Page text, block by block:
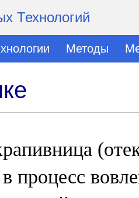
Технологий
Методы
процесс